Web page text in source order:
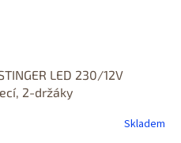
LED 230/12V
2-držáky
Skladem